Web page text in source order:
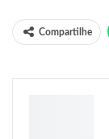
Compartilhe